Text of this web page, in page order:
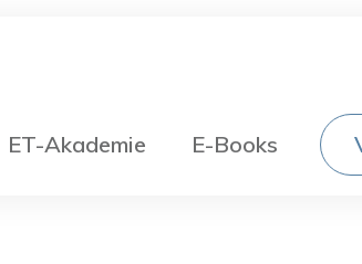
ET-Akademie E-Books